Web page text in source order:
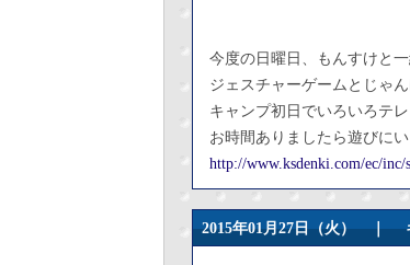
今度の日曜日、もんすけと
ジェスチャーゲームとじゃ
キャンプ初日でいろいろテ
お時間ありましたら遊びに
http://www.ksdenki.com/ec/
2015年01月27日（火） ｜